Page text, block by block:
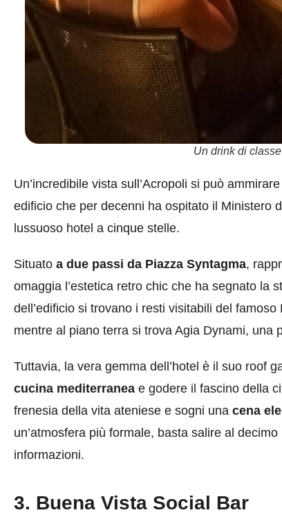
Un drink di
Un’incredibile vista sull’Acropoli si può ammirare
edificio che per decenni ha ospitato il Ministero
lussuoso hotel a cinque stelle.
Situato a due passi da Piazza Syntagma,
omaggia l’estetica retro chic che ha segnato la
dell’edificio si trovano i resti visitabili del
mentre al piano terra si trova Agia Dynami, una
Tuttavia, la vera gemma dell’hotel è il suo roof
cucina mediterranea e godere il fascino della
frenesia della vita ateniese e sogni una cena
un’atmosfera più formale, basta salire al
informazioni.
3. Buena Vista Social Bar